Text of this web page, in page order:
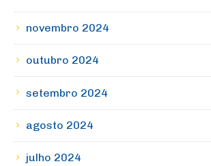
novembro 2024
outubro 2024
setembro 2024
agosto 2024
julho 2024